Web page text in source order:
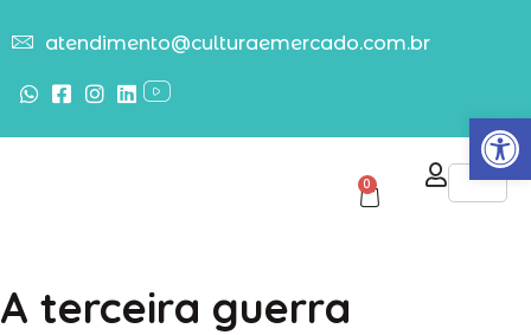
Abrir
atendimento@culturaemercado.com.br
0
A terceira guerra